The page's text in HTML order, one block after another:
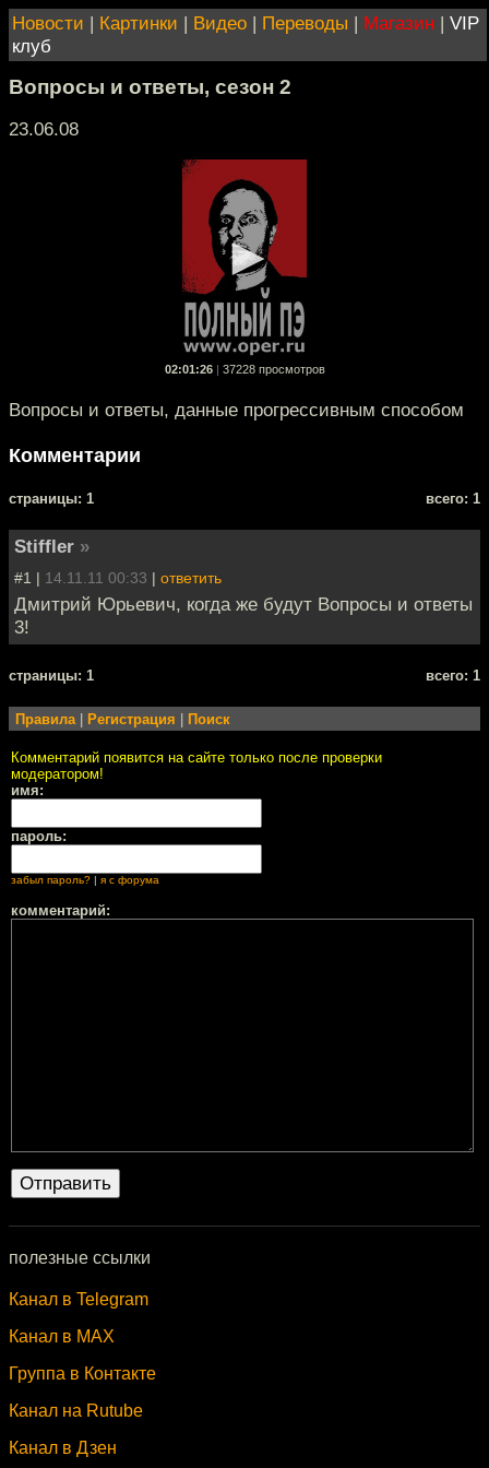
Новости | Картинки | Видео | Переводы | Магазин | VIP
клуб
Вопросы и ответы, сезон 2
23.06.08
02:01:26 37228 просмотров
Вопросы и ответы, данные прогрессивным способом
Комментарии
cтраницы: 1 всего: 1
Stiffler »
#1 | 14.11.11 00:33 | ответить
Дмитрий Юрьевич, когда же будут Вопросы и ответы
3!
cтраницы: 1 всего: 1
Правила| Регистрация Поиск
Комментарий появится на сайте только после проверки
модератором!
имя:
пароль:
забыл пароль? я с форума
комментарий:
полезные ссылки
Канал в Telegram
Канал в MAX
Группа в Контакте
Канал на Rutube
Канал в Дзен